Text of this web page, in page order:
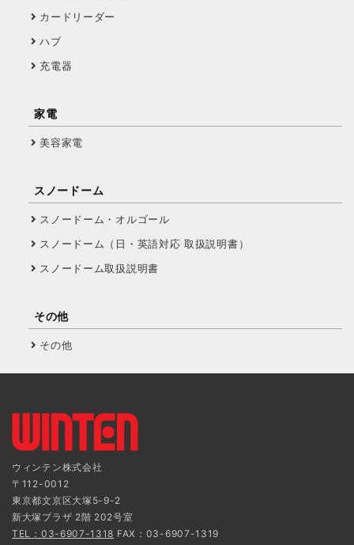
カードリーダー
ハブ
充電器
家電
美容家電
スノードーム
スノードーム・オルゴール
スノードーム（日・英語対応 取扱説明書）
スノードーム取扱説明書
その他
その他
ウィンテン株式会社
〒112-0012
東京都文京区大塚5-9-2
新大塚プラザ 2階 202号室
TEL：03-6907-1318 FAX：03-6907-1319